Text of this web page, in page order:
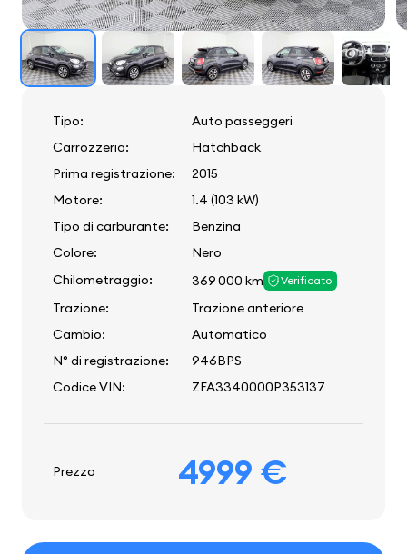
Tipo:
Auto passeggeri
Carrozzeria:
Hatchback
Prima registrazione:
2015
Motore:
1.4 (103 kW)
Tipo di carburante:
Benzina
Colore:
Nero
Chilometraggio:
369 000 km Verificato
Trazione:
Trazione anteriore
Cambio:
Automatico
N° di registrazione:
946BPS
Codice VIN:
ZFA3340000P353137
Prezzo 4999 €